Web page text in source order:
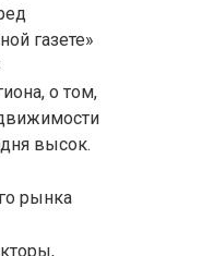
газете»
о том,
высок.